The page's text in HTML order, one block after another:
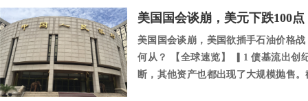
美国国会谈崩，美元下跌100
美国国会谈崩，美国欲插手石油价格
何从？ 【全球速览】 ▎1 债基流出创
断，其他资产也都出现了大规模抛售